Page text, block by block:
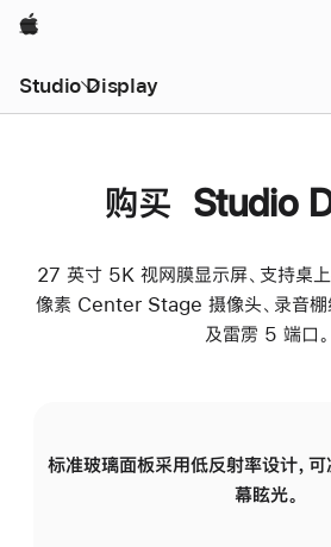
Apple
Studio Display
购买 Studio
27 英寸 5K 视网膜显示屏、支持桌
像素 Center Stage 摄像头、录音棚
及雷雳 5 端口。
标准玻璃面板采用低反射率设计，
幕眩光。